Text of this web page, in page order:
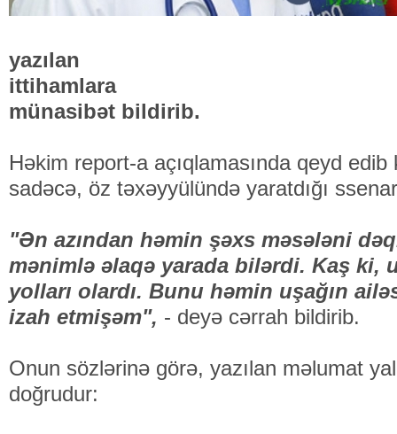
yazılan
ittihamlara
münasibət bildirib.
Həkim report-a açıqlamasında qeyd
sadəcə, öz təxəyyülündə yaratdığı
"Ən azından həmin şəxs məsələni
mənimlə əlaqə yarada bilərdi. Kaş ki,
yolları olardı. Bunu həmin uşağın
izah etmişəm", - deyə cərrah bildirib.
Onun sözlərinə görə, yazılan məlumat
doğrudur: